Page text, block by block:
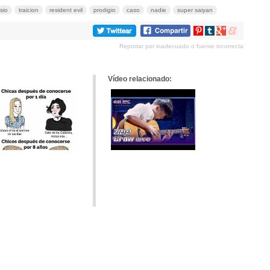
traicion resident evil prodigio caso nadie super saiyan
Compartir
Pinterest
Compartir
tumblr
Compartir
Google+
Compartir
meneame
Reportar por inadecuado o fuente incorrecta
Vídeo relacionado: